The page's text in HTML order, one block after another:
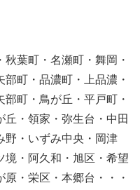
葉町・名瀬町・舞岡・
町・品濃町・上品濃・
町・鳥が丘・平戸町・
・領家・弥生台・中田
野・いずみ中央・岡津
境・阿久和・旭区・希望
・栄区・本郷台・・・